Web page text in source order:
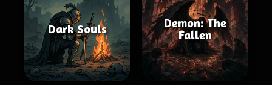
Dark Souls
Demon: The
Fallen